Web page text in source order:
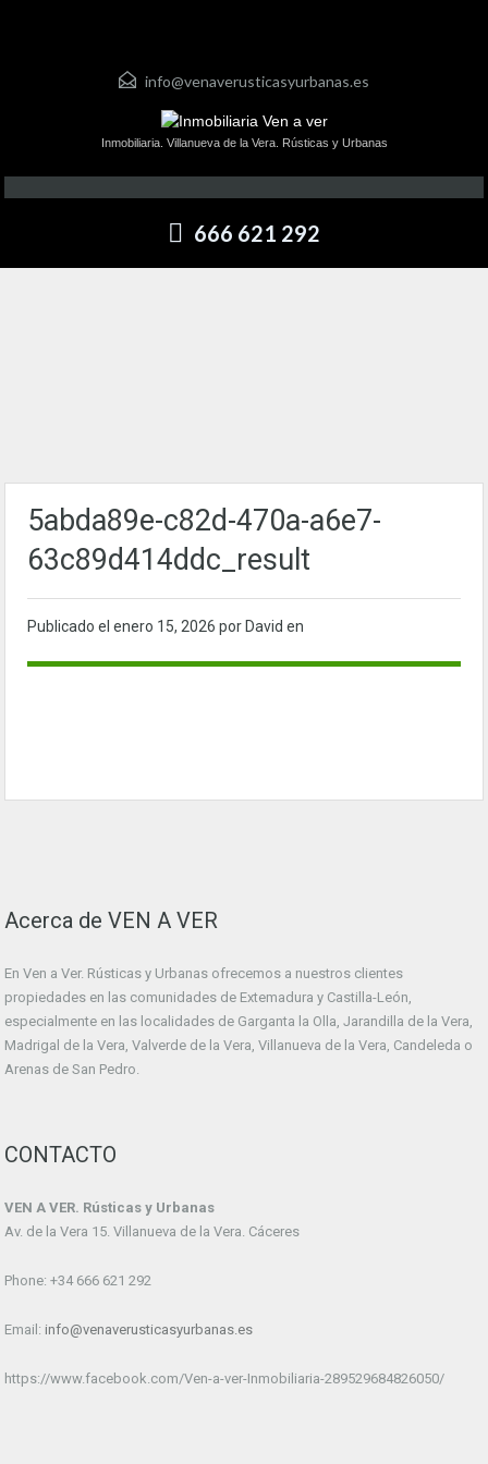
info@venaverusticasyurbanas.es
Inmobiliaria. Villanueva de la Vera. Rústicas y Urbanas
666 621 292
5abda89e-c82d-470a-a6e7-
63c89d414ddc_result
Publicado el enero 15, 2026 por David en
Acerca de VEN A VER
En Ven a Ver. Rústicas y Urbanas ofrecemos a nuestros clientes
propiedades en las comunidades de Extemadura y Castilla-León,
especialmente en las localidades de Garganta la Olla, Jarandilla de la Vera,
Madrigal de la Vera, Valverde de la Vera, Villanueva de la Vera, Candeleda o
Arenas de San Pedro.
CONTACTO
VEN A VER. Rústicas y Urbanas
Av. de la Vera 15. Villanueva de la Vera. Cáceres
Phone: +34 666 621 292
Email: info@venaverusticasyurbanas.es
https://www.facebook.com/Ven-a-ver-Inmobiliaria-289529684826050/